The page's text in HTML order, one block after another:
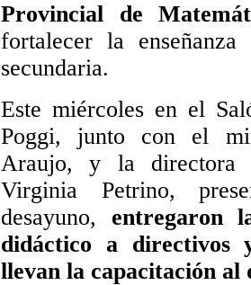
Provincial de
fortalecer la
secundaria.
Este miércoles en el
Poggi, junto con el
Araujo, y la directora
Virginia Petrino,
desayuno, entregaron
didáctico a directivos
llevan la capacitación al